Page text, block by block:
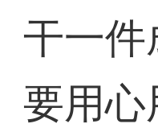
干一件
要用心